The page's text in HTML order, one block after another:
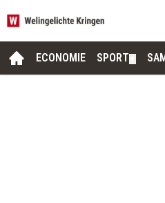
ECONOMIE SPORT